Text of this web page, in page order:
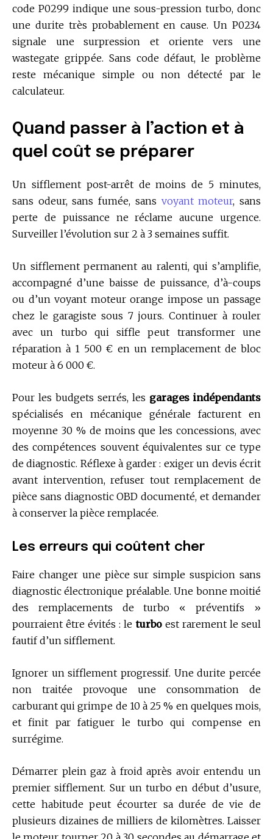
code P0299 indique une sous-pression turbo, donc
une durite très probablement en cause. Un P0234
signale une surpression et oriente vers une
wastegate grippée. Sans code défaut, le problème
reste mécanique simple ou non détecté par le
calculateur.
Quand passer à l’action et à
quel coût se préparer
Un sifflement post-arrêt de moins de 5 minutes,
sans odeur, sans fumée, sans voyant moteur, sans
perte de puissance ne réclame aucune urgence.
Surveiller l’évolution sur 2 à 3 semaines suffit.
Un sifflement permanent au ralenti, qui s’amplifie,
accompagné d’une baisse de puissance, d’à-coups
ou d’un voyant moteur orange impose un passage
chez le garagiste sous 7 jours. Continuer à rouler
avec un turbo qui siffle peut transformer une
réparation à 1 500 € en un remplacement de bloc
moteur à 6 000 €.
Pour les budgets serrés, les garages indépendants
spécialisés en mécanique générale facturent en
moyenne 30 % de moins que les concessions, avec
des compétences souvent équivalentes sur ce type
de diagnostic. Réflexe à garder : exiger un devis écrit
avant intervention, refuser tout remplacement de
pièce sans diagnostic OBD documenté, et demander
à conserver la pièce remplacée.
Les erreurs qui coûtent cher
Faire changer une pièce sur simple suspicion sans
diagnostic électronique préalable. Une bonne moitié
des remplacements de turbo « préventifs »
pourraient être évités : leturboest rarement le seul
fautif d’un sifflement.
Ignorer un sifflement progressif. Une durite percée
non traitée provoque une consommation de
carburant qui grimpe de 10 à 25 % en quelques mois,
et finit par fatiguer le turbo qui compense en
surrégime.
Démarrer plein gaz à froid après avoir entendu un
premier sifflement. Sur un turbo en début d’usure,
cette habitude peut écourter sa durée de vie de
plusieurs dizaines de milliers de kilomètres. Laisser